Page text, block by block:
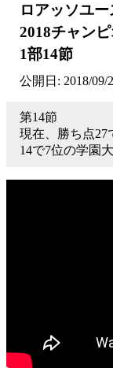
ロアッソユ
2018チャン
1部14節
公開日: 2018/09/
第14節
現在、勝ち点27
14で7位の学園